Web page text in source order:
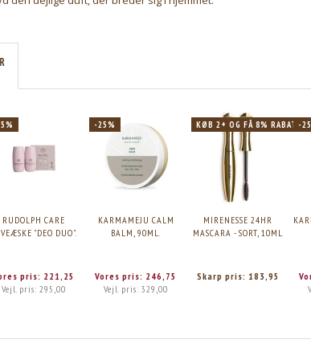
RUDOLPH CARE
"DEO DUO".
pris: 221,25
Vejl. pris:295,00
-25%
KARMAMEJU CALM
BALM, 90ML.
Vores pris: 246,75
Vejl. pris:329,00
KØB 2+ OG FÅ 8% RABAT
MIRENESSE 24HR
MASCARA - SORT, 10ML
Skarp pris: 183,95
-